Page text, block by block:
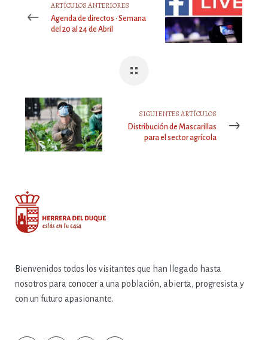
ARTÍCULOS ANTERIORES
Agenda de directos · Semana
del 20 al 24 de Abril
SIGUIENTES ARTÍCULOS
Distribución de Mascarillas
para el sector agrícola
Bienvenidos todos los visitantes que han llegado hasta
nosotros para conocer a una población, abierta, progresista y
con un futuro apasionante.